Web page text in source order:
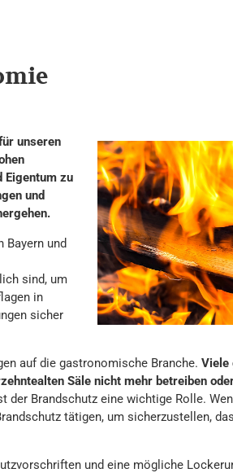
unseren
Eigentum zu
und
Bayern und
sind, um
in
sicher
auf die gastronomische Branche. Viele
Säle nicht mehr betreiben
der Brandschutz eine wichtige Rolle.
tätigen, um sicherzustellen,
und eine mögliche